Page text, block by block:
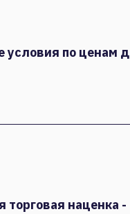
условия по ценам
торговая наценка